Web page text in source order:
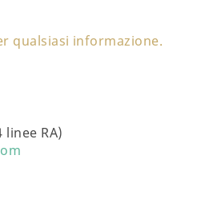
qualsiasi informazione.
linee RA)